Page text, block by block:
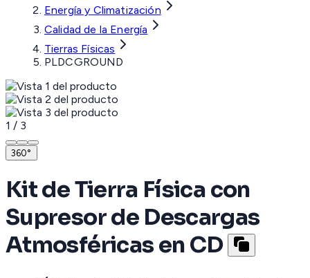
Energía y Climatización
Calidad de la Energía
Tierras Físicas
PLDCGROUND
1 / 3
360°
Kit de Tierra Física con
Supresor de Descargas
Atmosféricas en CD